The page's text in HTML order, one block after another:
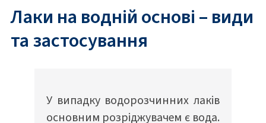
Лаки на водній основі – види
та застосування
У випадку водорозчинних лаків
основним розріджувачем є вода.